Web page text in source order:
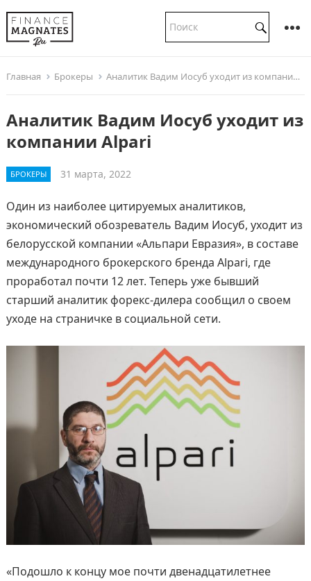
Главная Брокеры Аналитик Вадим Иосуб уходит из компании Alpari
Аналитик Вадим Иосуб уходит из
компании Alpari
БРОКЕРЫ 31 марта, 2022
Один из наиболее цитируемых аналитиков,
экономический обозреватель Вадим Иосуб, уходит из
белорусской компании «Альпари Евразия», в составе
международного брокерского бренда Alpari, где
проработал почти 12 лет. Теперь уже бывший
старший аналитик форекс-дилера сообщил о своем
уходе на страничке в социальной сети.
«Подошло к концу мое почти двенадцатилетнее